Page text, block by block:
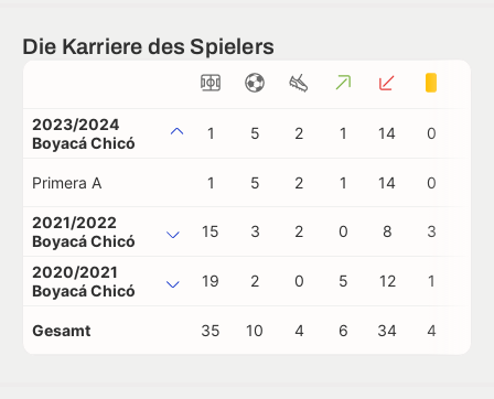
Die Karriere des Spielers
2023/2024
Boyacá Chicó
1 5 2 1 14 0
Primera A 1 5 2 1 14 0
2021/2022
Boyacá Chicó
15 3 2 0 8 3
2020/2021
Boyacá Chicó
19 2 0 5 12 1
Gesamt 35 10 4 6 34 4